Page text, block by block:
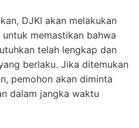
DJKI akan melakukan
memastikan bahwa
telah lengkap dan
berlaku. Jika ditemukan
pemohon akan diminta
dalam jangka waktu